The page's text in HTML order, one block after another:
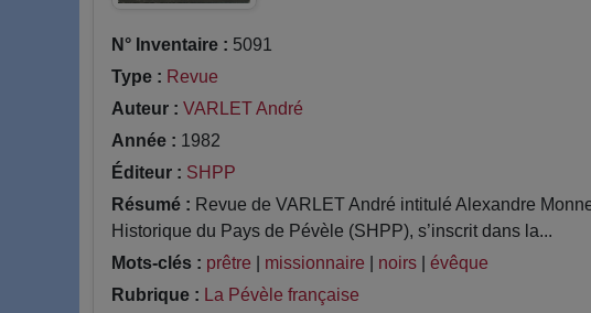
N° Inventaire : 5091
Type : Revue
Auteur : VARLET André
Année : 1982
Éditeur : SHPP
Résumé : Revue de VARLET André intitulé Alexandre
Historique du Pays de Pévèle (SHPP), s’inscrit dans la...
Mots-clés : prêtre missionnaire noirs
évêque
Rubrique : La Pévèle française